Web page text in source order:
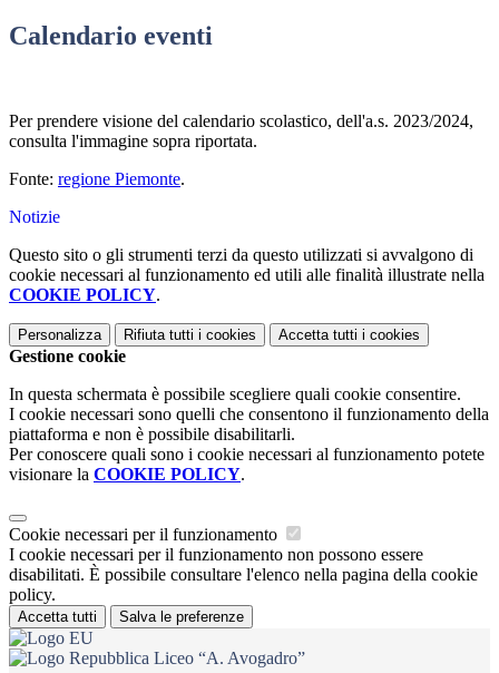
Calendario eventi
Per prendere visione del calendario scolastico, dell'a.s. 2023/2024,
consulta l'immagine sopra riportata.
Fonte: regione Piemonte.
Notizie
Questo sito o gli strumenti terzi da questo utilizzati si avvalgono di
cookie necessari al funzionamento ed utili alle finalità illustrate nella
COOKIE POLICY.
Personalizza Rifiuta tutti i cookies Accetta tutti i cookies
Gestione cookie
In questa schermata è possibile scegliere quali cookie consentire.
I cookie necessari sono quelli che consentono il funzionamento della
piattaforma e non è possibile disabilitarli.
Per conoscere quali sono i cookie necessari al funzionamento potete
visionare la COOKIE POLICY.
Cookie necessari per il funzionamento
I cookie necessari per il funzionamento non possono essere
disabilitati. È possibile consultare l'elenco nella pagina della cookie
policy.
Accetta tutti Salva le preferenze
Liceo “A. Avogadro”